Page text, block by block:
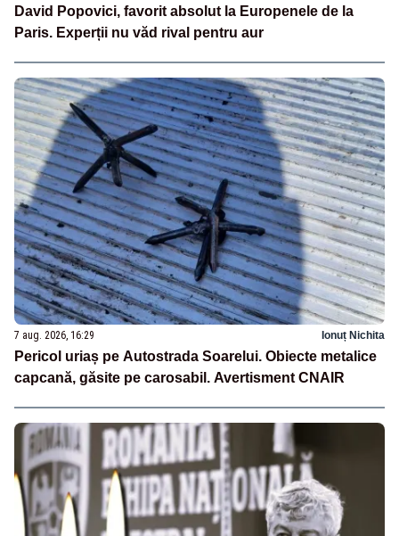
David Popovici, favorit absolut la Europenele de la
Paris. Experții nu văd rival pentru aur
7 aug. 2026, 16:29 Ionuț Nichita
Pericol uriaș pe Autostrada Soarelui. Obiecte metalice
capcană, găsite pe carosabil. Avertisment CNAIR